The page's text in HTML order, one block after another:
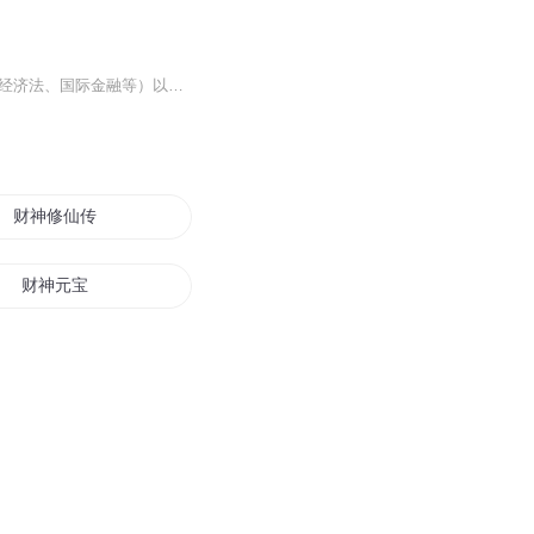
《商务英语听说》（第2版）是为培养高等院校的英语+专业（如商务管理、国际贸易、国际经济法、国际金融等）以及专业+英语等复合型涉外人才而专门开设的复合型课程，旨在培养学生在各种商务环境下熟练运用英语知识与技能的能力。本教程以高等院校英语专业新...
财神修仙传
财神元宝